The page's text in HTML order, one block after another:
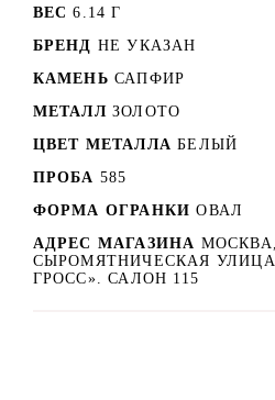
ВЕС 6.14 Г
БРЕНД НЕ УКАЗАН
КАМЕНЬ САПФИР
МЕТАЛЛ ЗОЛОТО
ЦВЕТ МЕТАЛЛА БЕЛЫЙ
ПРОБА 585
ФОРМА ОГРАНКИ ОВАЛ
АДРЕС МАГАЗИНА
СЫРОМЯТНИЧЕСКАЯ
ГРОСС». САЛОН 115